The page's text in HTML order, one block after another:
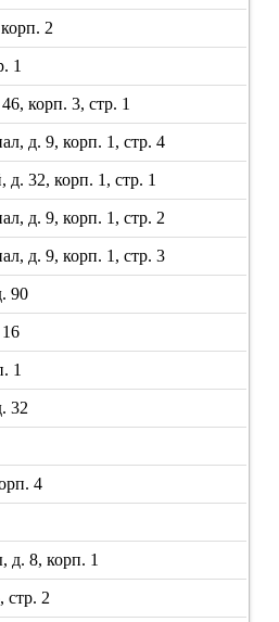
2
1
корп. 3, стр. 1
д. 9, корп. 1, стр. 4
д. 32, корп. 1, стр. 1
д. 9, корп. 1, стр. 2
д. 9, корп. 1, стр. 3
90
1
32
4
д. 8, корп. 1
стр. 2